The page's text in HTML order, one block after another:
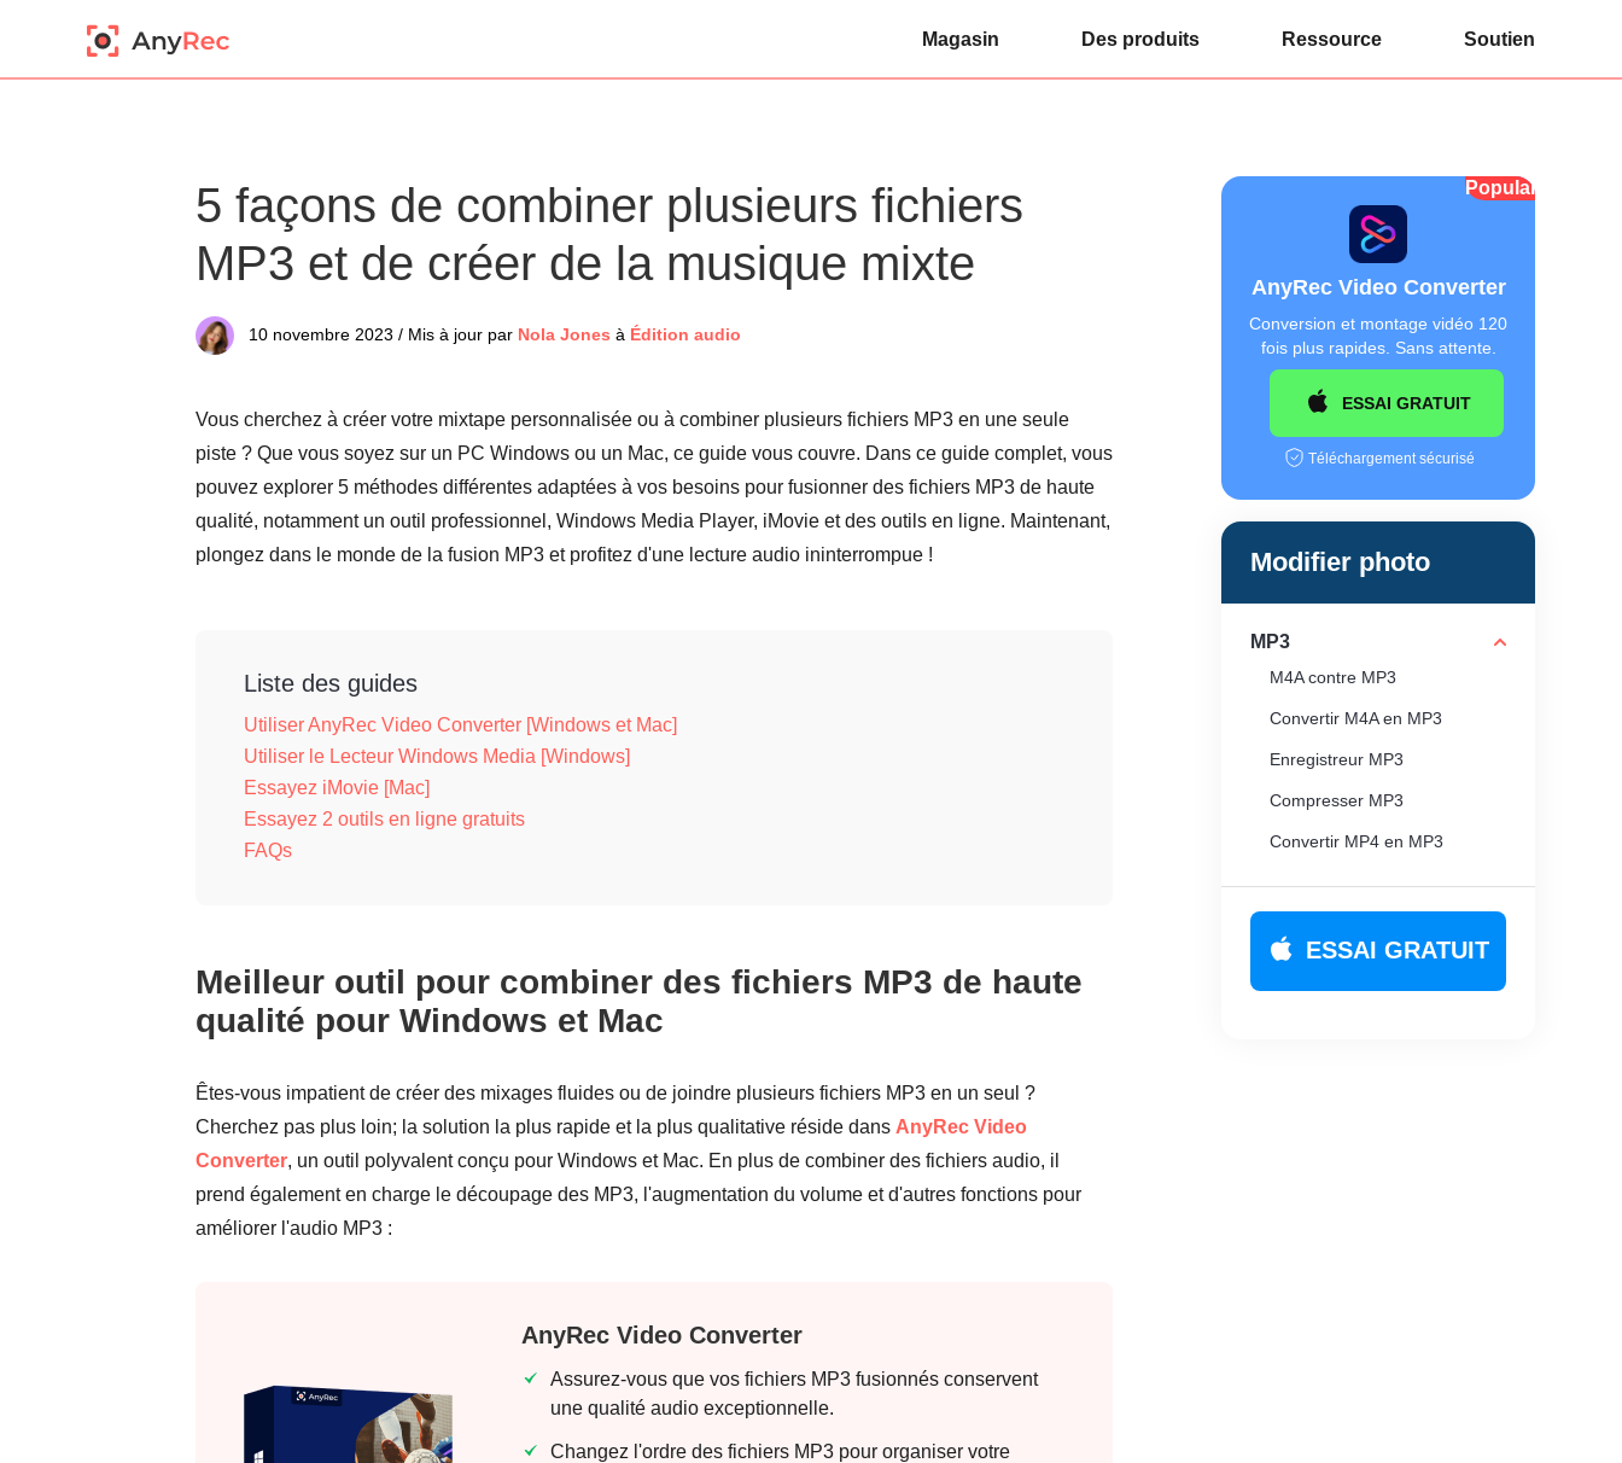
Magasin Des produits Ressource Soutien
Populaire
AnyRec Video Converter
Conversion et montage vidéo 120
fois plus rapides. Sans attente.
ESSAI GRATUIT
Téléchargement sécurisé
Modifier photo
MP3
M4A contre MP3
Convertir M4A en MP3
Enregistreur MP3
Compresser MP3
Convertir MP4 en MP3
ESSAI GRATUIT
5 façons de combiner plusieurs fichiers
MP3 et de créer de la musique mixte
10 novembre 2023 / Mis à jour par Nola Jones à Édition audio
Vous cherchez à créer votre mixtape personnalisée ou à combiner plusieurs fichiers MP3 en une seule
piste ? Que vous soyez sur un PC Windows ou un Mac, ce guide vous couvre. Dans ce guide complet, vous
pouvez explorer 5 méthodes différentes adaptées à vos besoins pour fusionner des fichiers MP3 de haute
qualité, notamment un outil professionnel, Windows Media Player, iMovie et des outils en ligne. Maintenant,
plongez dans le monde de la fusion MP3 et profitez d'une lecture audio ininterrompue !
Liste des guides
Utiliser AnyRec Video Converter [Windows et Mac]
Utiliser le Lecteur Windows Media [Windows]
Essayez iMovie [Mac]
Essayez 2 outils en ligne gratuits
FAQs
Meilleur outil pour combiner des fichiers MP3 de haute
qualité pour Windows et Mac
Êtes-vous impatient de créer des mixages fluides ou de joindre plusieurs fichiers MP3 en un seul ?
Cherchez pas plus loin; la solution la plus rapide et la plus qualitative réside dans AnyRec Video
Converter, un outil polyvalent conçu pour Windows et Mac. En plus de combiner des fichiers audio, il
prend également en charge le découpage des MP3, l'augmentation du volume et d'autres fonctions pour
améliorer l'audio MP3 :
AnyRec Video Converter
Assurez-vous que vos fichiers MP3 fusionnés conservent
une qualité audio exceptionnelle.
Changez l'ordre des fichiers MP3 pour organiser votre